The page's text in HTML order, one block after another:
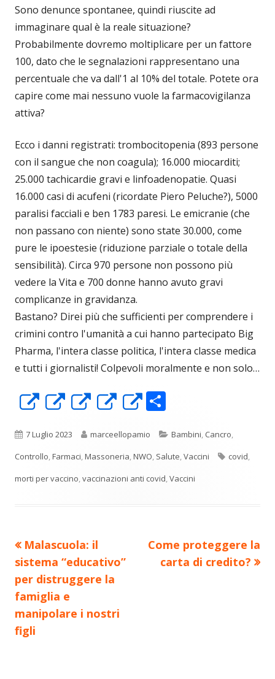
Sono denunce spontanee, quindi riuscite ad
immaginare qual è la reale situazione?
Probabilmente dovremo moltiplicare per un fattore
100, dato che le segnalazioni rappresentano una
percentuale che va dall'1 al 10% del totale. Potete ora
capire come mai nessuno vuole la farmacovigilanza
attiva?
Ecco i danni registrati: trombocitopenia (893 persone
con il sangue che non coagula); 16.000 miocarditi;
25.000 tachicardie gravi e linfoadenopatie. Quasi
16.000 casi di acufeni (ricordate Piero Peluche?), 5000
paralisi facciali e ben 1783 paresi. Le emicranie (che
non passano con niente) sono state 30.000, come
pure le ipoestesie (riduzione parziale o totale della
sensibilità). Circa 970 persone non possono più
vedere la Vita e 700 donne hanno avuto gravi
complicanze in gravidanza.
Bastano? Direi più che sufficienti per comprendere i
crimini contro l'umanità a cui hanno partecipato Big
Pharma, l'intera classe politica, l'intera classe medica
e tutti i giornalisti! Colpevoli moralmente e non solo…
Apre
una
nuova
finestra
Apre
una
nuova
finestra
Apre
una
nuova
finestra
Apre
una
nuova
finestra
Apre
una
nuova
finestra
n
di
vi
Pubblicato
7 Luglio 2023 Autore
marceellopamio Categorie
Bambini, Cancro,
Controllo,Farmaci,Massoneria,NWO, Salute,Vaccini Tag
covid,
morti per vaccino,vaccinazioni anti covid,Vaccini
Navigazione
articoli
Precedente
articolo:
Malascuola: il
sistema “educativo”
per distruggere la
famiglia e
manipolare i nostri
figli
Nuovo
articolo:
Come proteggere la
carta di credito?